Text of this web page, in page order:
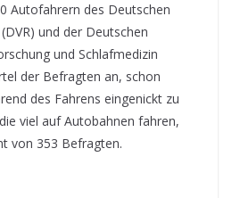
Autofahrern des Deutschen
und der Deutschen
und Schlafmedizin
der Befragten an, schon
des Fahrens eingenickt zu
viel auf Autobahnen fahren,
von 353 Befragten.